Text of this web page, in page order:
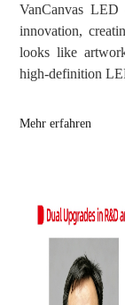
VanCanvas
innovation,
looks like
high-definition
Mehr erfahren